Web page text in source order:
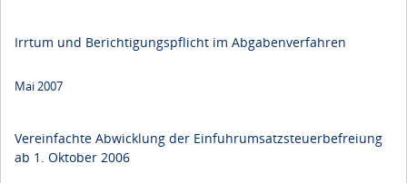
Irrtum und Berichtigungspflicht im Abgabenverfahren
Mai 2007
Vereinfachte Abwicklung der Einfuhrumsatzsteuerbefreiung
ab 1. Oktober 2006